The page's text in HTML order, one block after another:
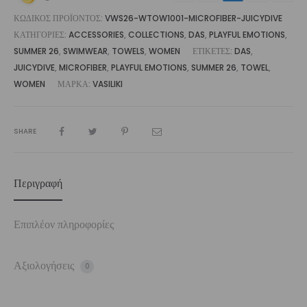
ΚΩΔΙΚΌΣ ΠΡΟΪΌΝΤΟΣ: VWS26-WTOW1001-MICROFIBER-JUICYDIVE
ΚΑΤΗΓΟΡΊΕΣ: ACCESSORIES, COLLECTIONS, DAS, PLAYFUL EMOTIONS,
SUMMER 26, SWIMWEAR, TOWELS, WOMEN ΕΤΙΚΈΤΕΣ: DAS,
JUICYDIVE, MICROFIBER, PLAYFUL EMOTIONS, SUMMER 26, TOWEL,
WOMEN
ΜΆΡΚΑ: VASILIKI
SHARE
Περιγραφή
Επιπλέον πληροφορίες
Αξιολογήσεις 0